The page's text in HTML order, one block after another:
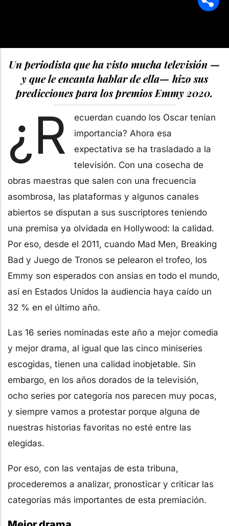
Un periodista que ha visto mucha televisión —
y que le encanta hablar de ella— hizo sus
predicciones para los premios Emmy 2020.
¿R
ecuerdan cuando los Oscar tenían
importancia? Ahora esa
expectativa se ha trasladado a la
televisión. Con una cosecha de
obras maestras que salen con una frecuencia
asombrosa, las plataformas y algunos canales
abiertos se disputan a sus suscriptores teniendo
una premisa ya olvidada en Hollywood: la calidad.
Por eso, desde el 2011, cuando Mad Men, Breaking
Bad y Juego de Tronos se pelearon el trofeo, los
Emmy son esperados con ansias en todo el mundo,
así en Estados Unidos la audiencia haya caído un
32 % en el último año.
Las 16 series nominadas este año a mejor comedia
y mejor drama, al igual que las cinco miniseries
escogidas, tienen una calidad inobjetable. Sin
embargo, en los años dorados de la televisión,
ocho series por categoría nos parecen muy pocas,
y siempre vamos a protestar porque alguna de
nuestras historias favoritas no esté entre las
elegidas.
Por eso, con las ventajas de esta tribuna,
procederemos a analizar, pronosticar y criticar las
categorías más importantes de esta premiación.